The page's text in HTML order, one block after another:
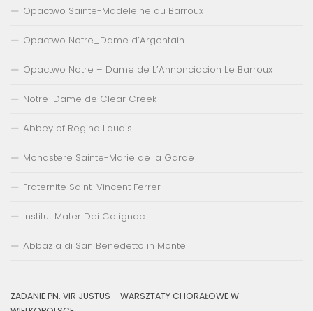
Opactwo Sainte-Madeleine du Barroux
Opactwo Notre_Dame d’Argentain
Opactwo Notre – Dame de L’Annonciacion Le Barroux
Notre-Dame de Clear Creek
Abbey of Regina Laudis
Monastere Sainte-Marie de la Garde
Fraternite Saint-Vincent Ferrer
Institut Mater Dei Cotignac
Abbazia di San Benedetto in Monte
ZADANIE PN. VIR JUSTUS – WARSZTATY CHORAŁOWE W